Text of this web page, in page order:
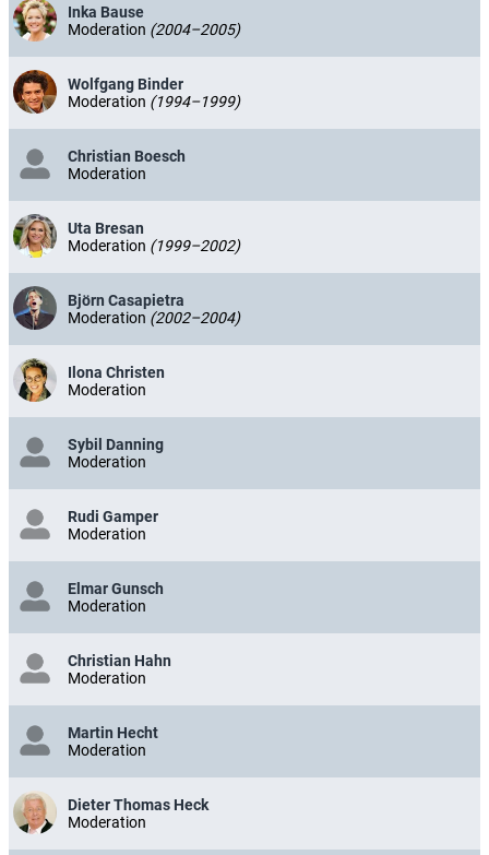
Inka Bause
Moderation (2004–2005)
Wolfgang Binder
Moderation (1994–1999)
Christian Boesch
Moderation
Uta Bresan
Moderation (1999–2002)
Björn Casapietra
Moderation (2002–2004)
Ilona Christen
Moderation
Sybil Danning
Moderation
Rudi Gamper
Moderation
Elmar Gunsch
Moderation
Christian Hahn
Moderation
Martin Hecht
Moderation
Dieter Thomas Heck
Moderation